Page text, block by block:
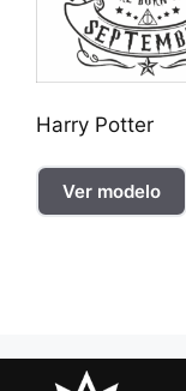
Harry Potter
Ver modelo